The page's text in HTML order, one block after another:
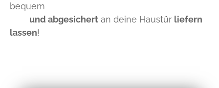
bequem
und abgesichert an deine Haustür liefern
lassen!